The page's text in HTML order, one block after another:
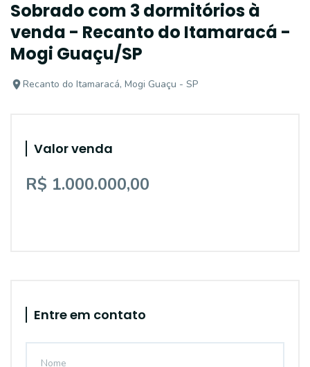
Sobrado com 3 dormitórios à
venda - Recanto do Itamaracá -
Mogi Guaçu/SP
Recanto do Itamaracá, Mogi Guaçu - SP
Valor venda
R$ 1.000.000,00
Entre em contato